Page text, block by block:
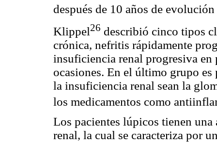
después de 10 años de
Klippel26 describió cinco tipos
crónica, nefritis rápidamente
insuficiencia renal progresiva en
ocasiones. En el último grupo es
la insuficiencia renal sean la
los medicamentos como
Los pacientes lúpicos tienen
renal, la cual se caracteriza por